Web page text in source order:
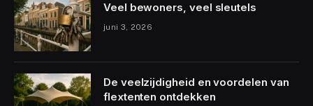
Veel bewoners, veel sleutels
juni 3, 2026
De veelzijdigheid en voordelen van
flextenten ontdekken